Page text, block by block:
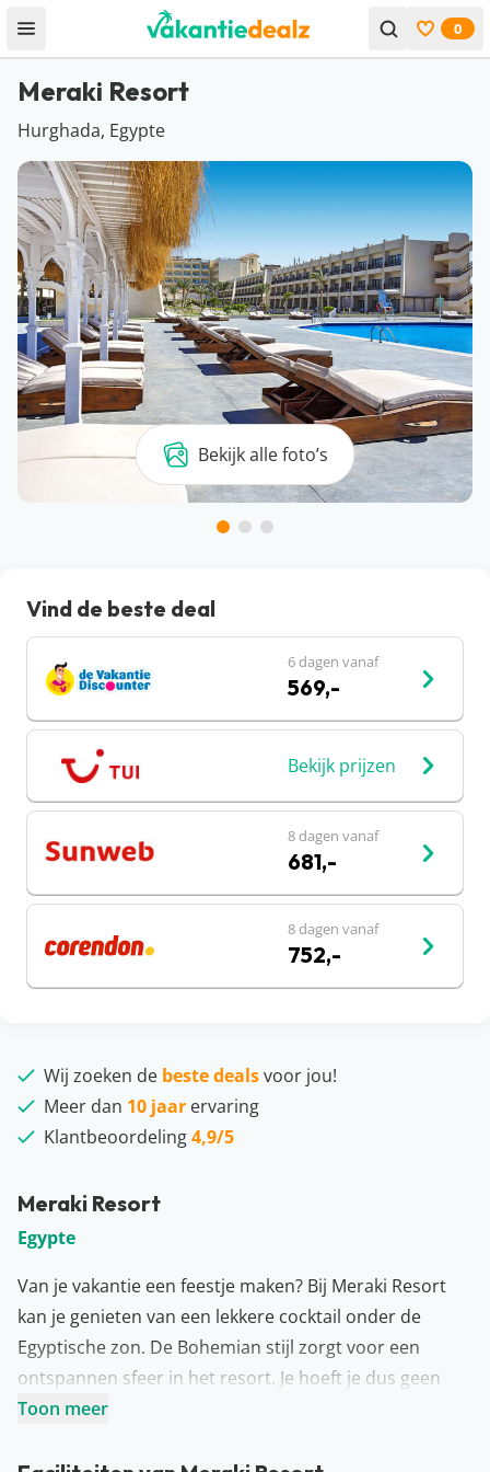
Open menu Bekijk
0
Meraki Resort
Hurghada, Egypte
Bekijk alle foto’s
Meraki Resort
Egypte
Van je vakantie een feestje maken? Bij Meraki Resort
kan je genieten van een lekkere cocktail onder de
Egyptische zon. De Bohemian stijl zorgt voor een
ontspannen sfeer in het resort. Je hoeft je dus geen
zorgen te maken, het is vakantie! Het fonkelblauwe
Toon meer
Vind de beste deal
6 dagen vanaf
569,-
Bekijk prijzen
8 dagen vanaf
681,-
8 dagen vanaf
752,-
Wij zoeken de beste dealsvoor jou!
Meer dan 10 jaar ervaring
Klantbeoordeling4,9/5